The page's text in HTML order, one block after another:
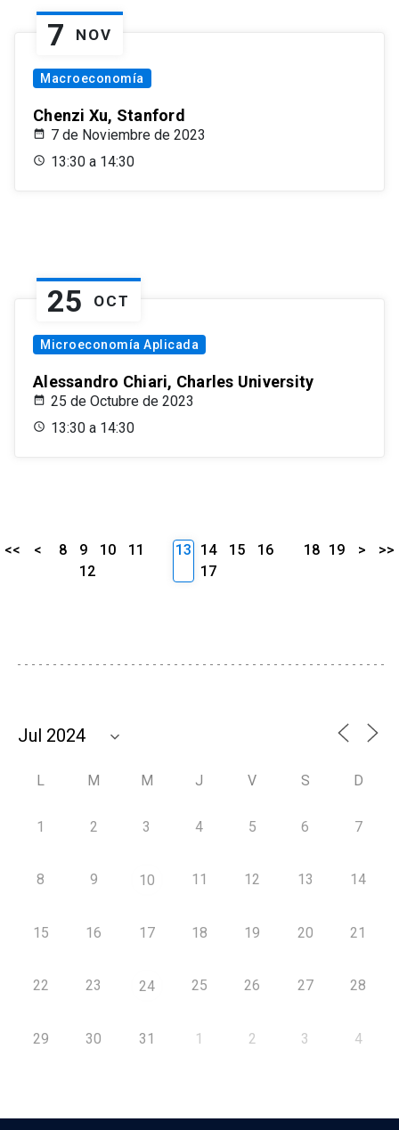
7 NOV
Macroeconomía
Chenzi Xu, Stanford
7 de Noviembre de 2023
13:30 a 14:30
25 OCT
Microeconomía Aplicada
Alessandro Chiari, Charles University
25 de Octubre de 2023
13:30 a 14:30
<< < 8 9 10
11
12
13 14 15
16
17
18 19 > >>
L M M J V S D
1 2 3 4 5 6 7
8 9 10 11 12 13 14
15 16 17 18 19 20 21
22 23 24 25 26 27 28
29 30 31 1 2 3 4